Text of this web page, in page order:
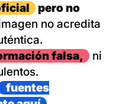
pero no
no acredita
falsa,
ni
fuentes